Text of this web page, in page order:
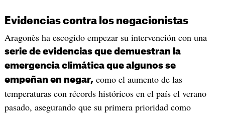
Evidencias contra los negacionistas
Aragonès ha escogido empezar su intervención con una
serie de evidencias que demuestran la
emergencia climática que algunos se
empeñan en negar, como el aumento de las
temperaturas con récords históricos en el país el verano
pasado, asegurando que su primera prioridad como